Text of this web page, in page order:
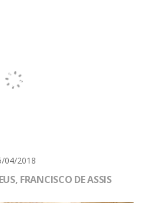
04/2018
FRANCISCO DE ASSIS